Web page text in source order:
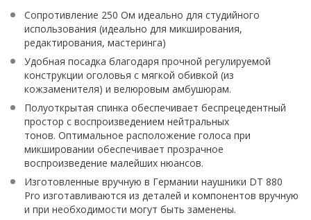
Сопротивление 250 Ом идеально для студийного
использования (идеально для микширования,
редактирования, мастеринга)
Удобная посадка благодаря прочной регулируемой
конструкции оголовья с мягкой обивкой (из
кожзаменителя) и велюровым амбушюрам.
Полуоткрытая спинка обеспечивает беспрецедентный
простор с воспроизведением нейтральных
тонов. Оптимальное расположение голоса при
микшировании обеспечивает прозрачное
воспроизведение малейших нюансов.
Изготовленные вручную в Германии наушники DT 880
Pro изготавливаются из деталей и компонентов вручную
и при необходимости могут быть заменены.